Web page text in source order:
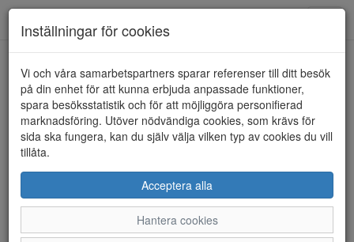
HEM BAMA
Inställningar för cookies
Vi och våra samarbetspartners sparar referenser till ditt besök
på din enhet för att kunna erbjuda anpassade funktioner,
spara besöksstatistik och för att möjliggöra personifierad
marknadsföring. Utöver nödvändiga cookies, som krävs för
sida ska fungera, kan du själv välja vilken typ av cookies du vill
tillåta.
Acceptera alla
Hantera cookies